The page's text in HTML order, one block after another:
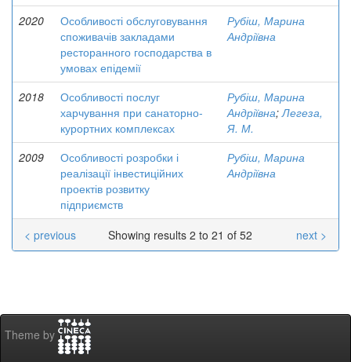
2020
Особливості обслуговування
споживачів закладами
ресторанного господарства в
умовах епідемії
Рубіш, Марина
Андріївна
2018
Особливості послуг
харчування при санаторно-
курортних комплексах
Рубіш, Марина
Андріївна;Легеза,
Я. М.
2009
Особливості розробки і
реалізації інвестиційних
проектів розвитку
підприємств
Рубіш, Марина
Андріївна
Showing results 2 to 21 of 52
< previous next >
Theme by